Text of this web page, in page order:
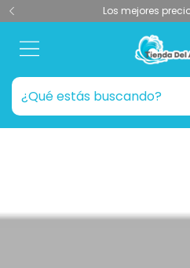
Los mejores